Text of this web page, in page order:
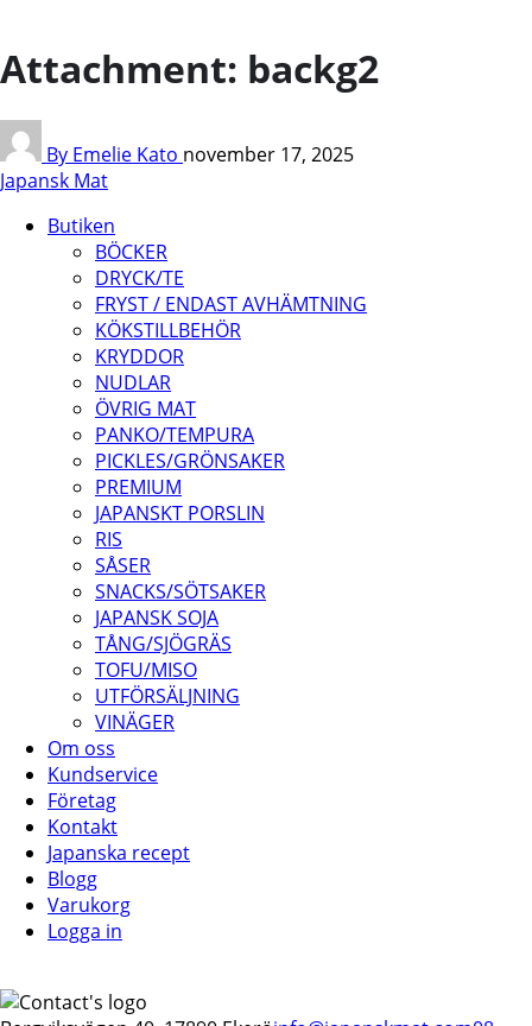
Attachment: backg2
By Emelie Kato november 17, 2025
Japansk Mat
Butiken
BÖCKER
DRYCK/TE
FRYST / ENDAST AVHÄMTNING
KÖKSTILLBEHÖR
KRYDDOR
NUDLAR
ÖVRIG MAT
PANKO/TEMPURA
PICKLES/GRÖNSAKER
PREMIUM
JAPANSKT PORSLIN
RIS
SÅSER
SNACKS/SÖTSAKER
JAPANSK SOJA
TÅNG/SJÖGRÄS
TOFU/MISO
UTFÖRSÄLJNING
VINÄGER
Om oss
Kundservice
Företag
Kontakt
Japanska recept
Blogg
Varukorg
Logga in